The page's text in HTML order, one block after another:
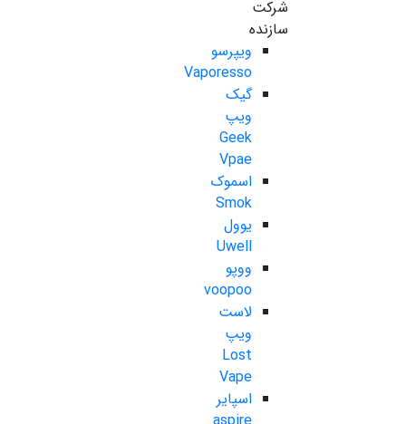
شرکت
سازنده
ویپرسو
Vaporesso
گیک
ویپ
Geek
Vpae
اسموک
Smok
یوول
Uwell
ووپو
voopoo
لاست
ویپ
Lost
Vape
اسپایر